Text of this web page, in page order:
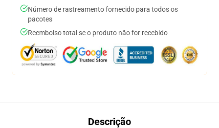
Número de rastreamento fornecido para todos os
pacotes
Reembolso total se o produto não for recebido
Descrição